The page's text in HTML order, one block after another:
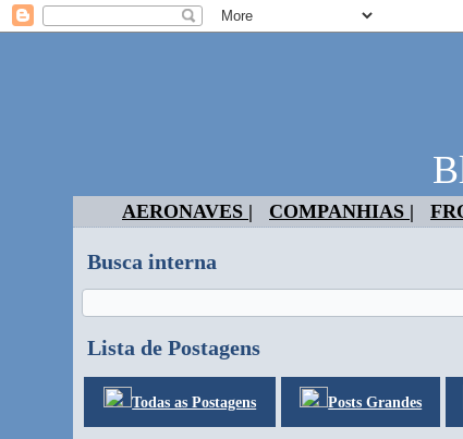
AERONAVES | COMPANHIAS |
Busca interna
Lista de Postagens
Todas as Postagens Posts Grandes